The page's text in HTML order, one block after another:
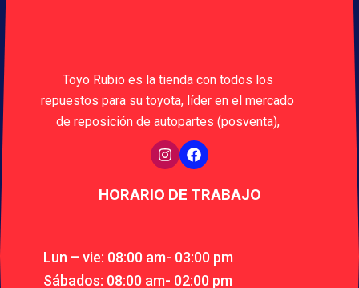
Toyo Rubio es la tienda con todos los
repuestos para su toyota, líder en el mercado
de reposición de autopartes (posventa),
HORARIO DE TRABAJO
Lun – vie: 08:00 am- 03:00 pm
Sábados: 08:00 am- 02:00 pm